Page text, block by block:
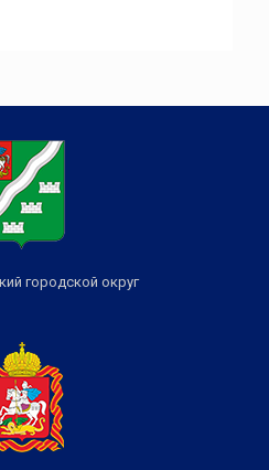
городской округ